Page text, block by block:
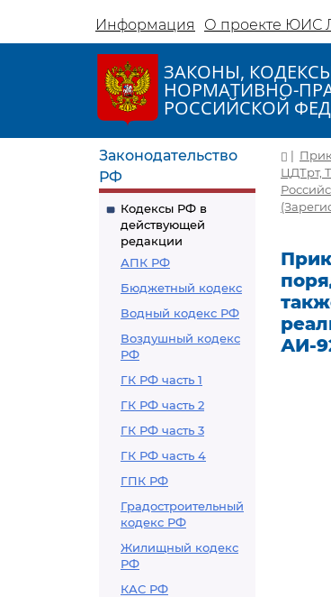
Информация О проекте ЮИС
ЗАКОНЫ,
НОРМАТИВНО-
РОССИЙСКОЙ
Законодательство
РФ
Кодексы РФ в
действующей
редакции
АПК РФ
Бюджетный кодекс
Водный кодекс РФ
Воздушный кодекс
РФ
ГК РФ часть 1
ГК РФ часть 2
ГК РФ часть 3
ГК РФ часть 4
ГПК РФ
Градостроительный
кодекс РФ
Жилищный кодекс
РФ
КАС РФ
|
ЦДТрт,
АИ-